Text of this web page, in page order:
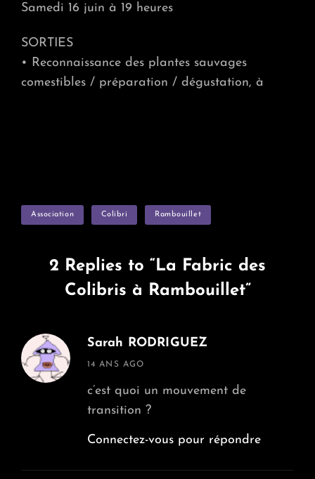
Samedi 16 juin à 19 heures
SORTIES
• Reconnaissance des plantes sauvages
comestibles / préparation / dégustation, à
TAGS
Association Colibri Rambouillet
2 Replies to “La Fabric des
Colibris à Rambouillet”
Sarah RODRIGUEZ
says:
14 ANS AGO
c’est quoi un mouvement de
transition ?
Connectez-vous pour répondre